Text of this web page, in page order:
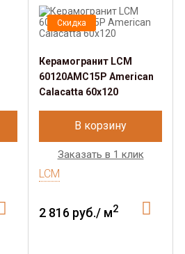
Скидка
Керамогранит LCM
60120AMC15P American
Calacatta 60x120
В корзину
Заказать в 1 клик
LCM
2 816 руб./ м2